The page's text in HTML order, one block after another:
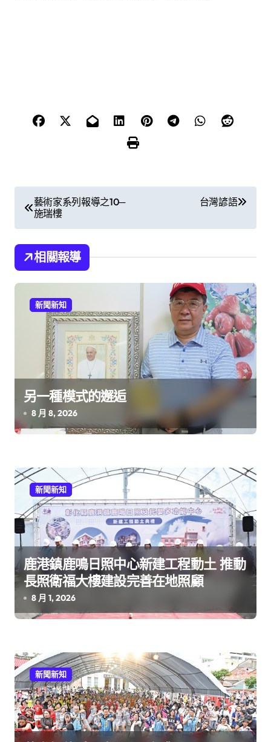
文
章
導
覽
藝術家系列報導之10─
施瑞樓
台灣諺語
相關報導
新聞新知
另一種模式的邂逅
8 月 8, 2026
新聞新知
鹿港鎮鹿鳴日照中心新建工程動土 推動
長照衛福大樓建設完善在地照顧
8 月 1, 2026
新聞新知